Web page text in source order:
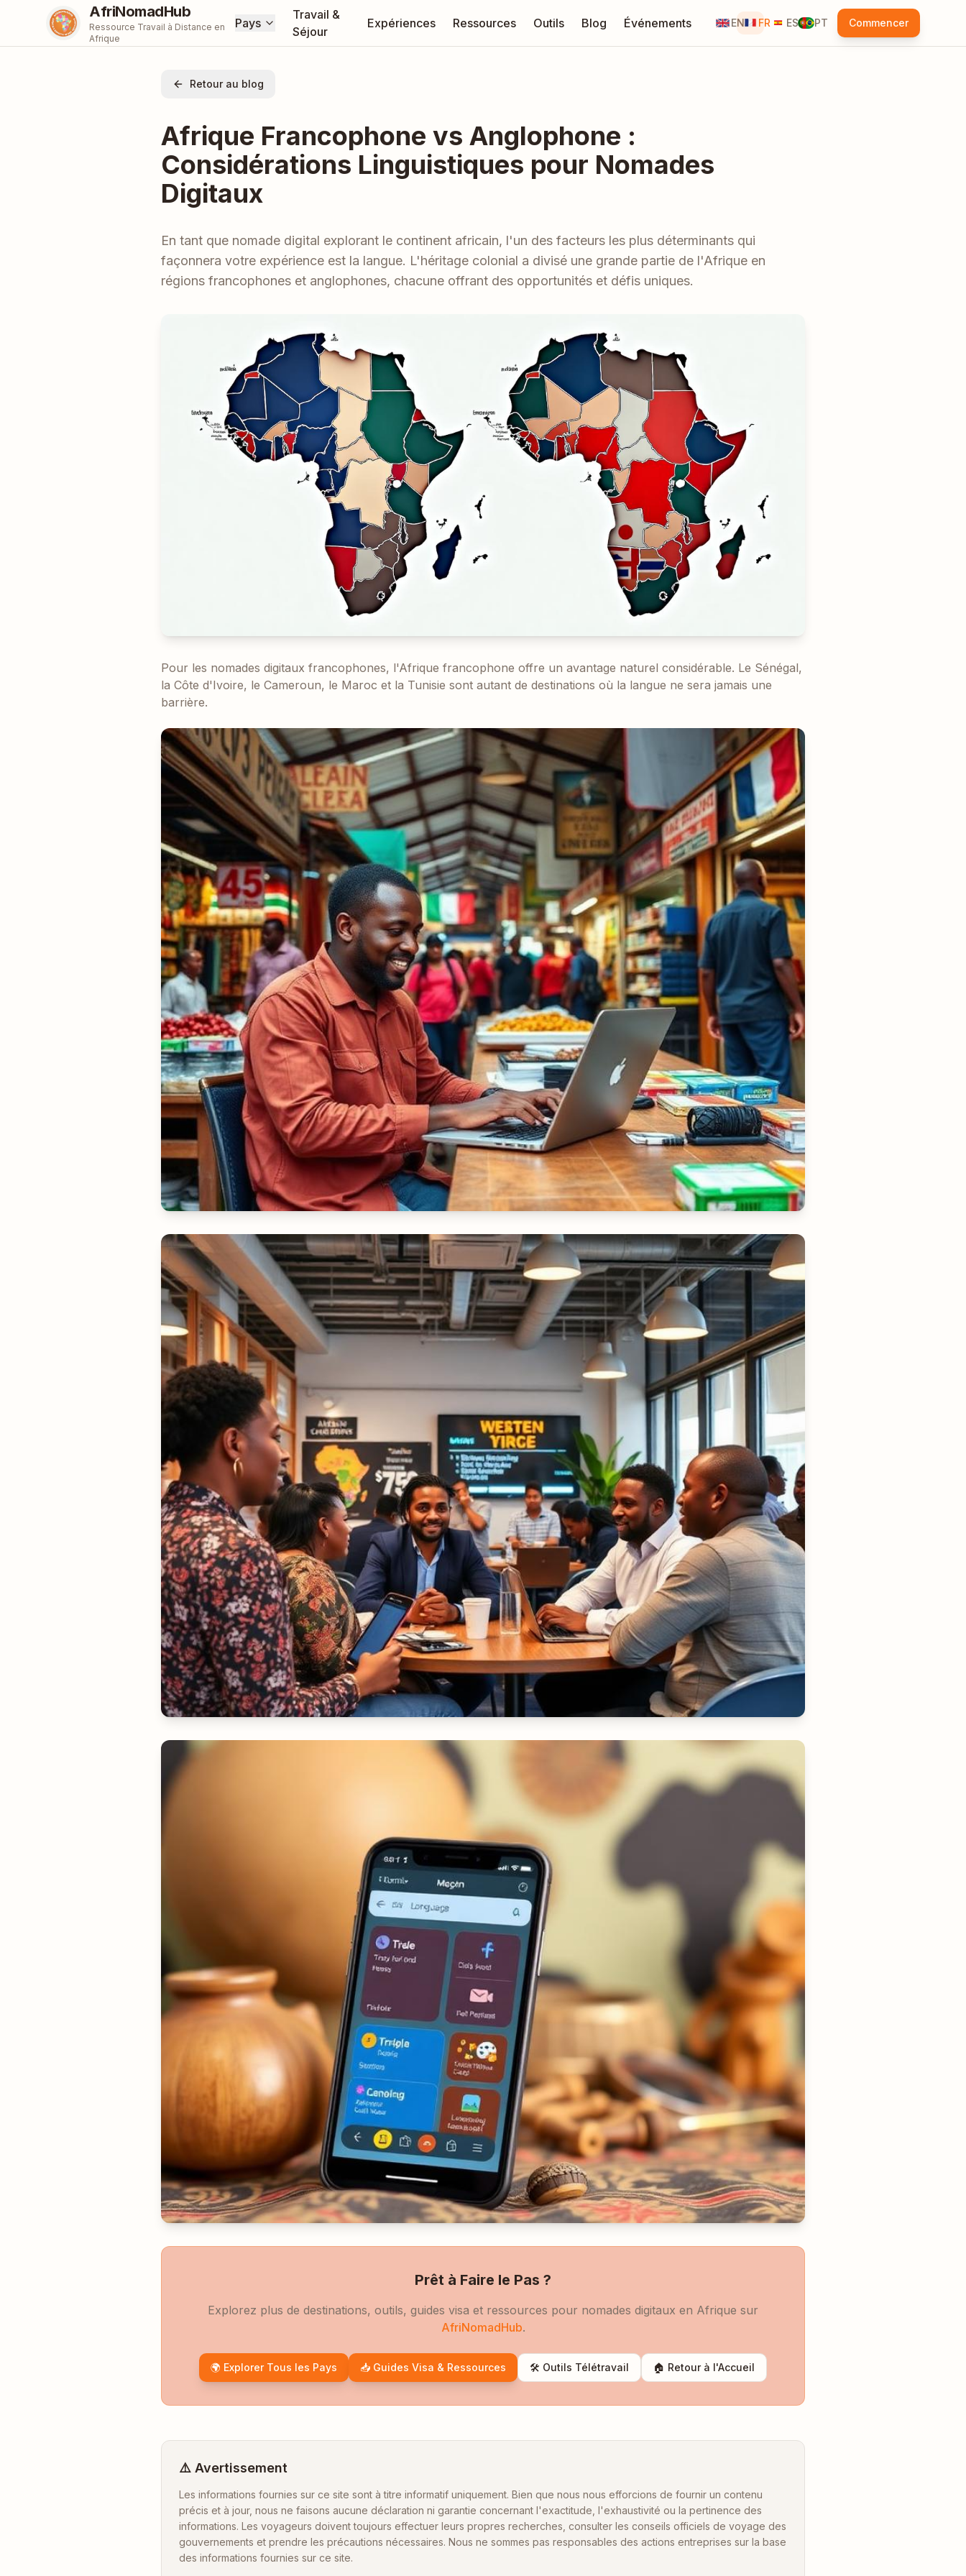
AfriNomadHub
Ressource Travail à Distance en
Afrique
Pays
Travail &
Séjour
Expériences Ressources Outils Blog Événements EN FR ES PT Commencer
Retour au blog
Afrique Francophone vs Anglophone :
Considérations Linguistiques pour Nomades
Digitaux
En tant que nomade digital explorant le continent africain, l'un des facteurs les plus déterminants qui
façonnera votre expérience est la langue. L'héritage colonial a divisé une grande partie de l'Afrique en
régions francophones et anglophones, chacune offrant des opportunités et défis uniques.
Pour les nomades digitaux francophones, l'Afrique francophone offre un avantage naturel considérable. Le Sénégal,
la Côte d'Ivoire, le Cameroun, le Maroc et la Tunisie sont autant de destinations où la langue ne sera jamais une
barrière.
Prêt à Faire le Pas ?
Explorez plus de destinations, outils, guides visa et ressources pour nomades digitaux en Afrique sur
AfriNomadHub.
🌍 Explorer Tous les Pays 📥 Guides Visa & Ressources 🛠️ Outils Télétravail 🏠 Retour à l'Accueil
⚠️ Avertissement
Les informations fournies sur ce site sont à titre informatif uniquement. Bien que nous nous efforcions de fournir un contenu
précis et à jour, nous ne faisons aucune déclaration ni garantie concernant l'exactitude, l'exhaustivité ou la pertinence des
informations. Les voyageurs doivent toujours effectuer leurs propres recherches, consulter les conseils officiels de voyage des
gouvernements et prendre les précautions nécessaires. Nous ne sommes pas responsables des actions entreprises sur la base
des informations fournies sur ce site.